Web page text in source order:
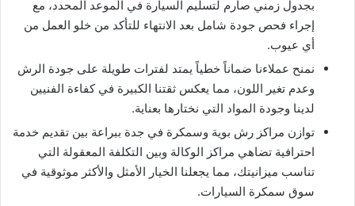
بجدول زمني صارم لتسليم السيارة في الموعد المحدد، مع
إجراء فحص جودة شامل بعد الانتهاء للتأكد من خلو العمل من
أي عيوب.
نمنح عملاءنا ضماناً خطياً يمتد لفترات طويلة على جودة الرش
وعدم تغير اللون، مما يعكس ثقتنا الكبيرة في كفاءة الفنيين
لدينا وجودة المواد التي نختارها بعناية.
توازن مراكز رش بوية وسمكرة في جدة ببراعة بين تقديم خدمة
احترافية تضاهي مراكز الوكالة وبين التكلفة المعقولة التي
تناسب ميزانيتك، مما يجعلنا الخيار الأمثل والأكثر موثوقية في
سوق سمكرة السيارات.